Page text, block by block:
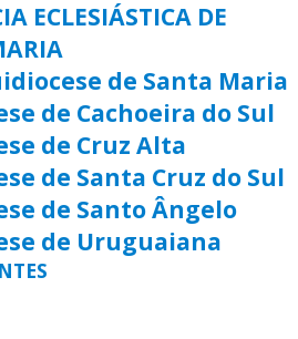
ECLESIÁSTICA DE
de Santa Maria
de Cachoeira do Sul
de Cruz Alta
de Santa Cruz do Sul
de Santo Ângelo
de Uruguaiana